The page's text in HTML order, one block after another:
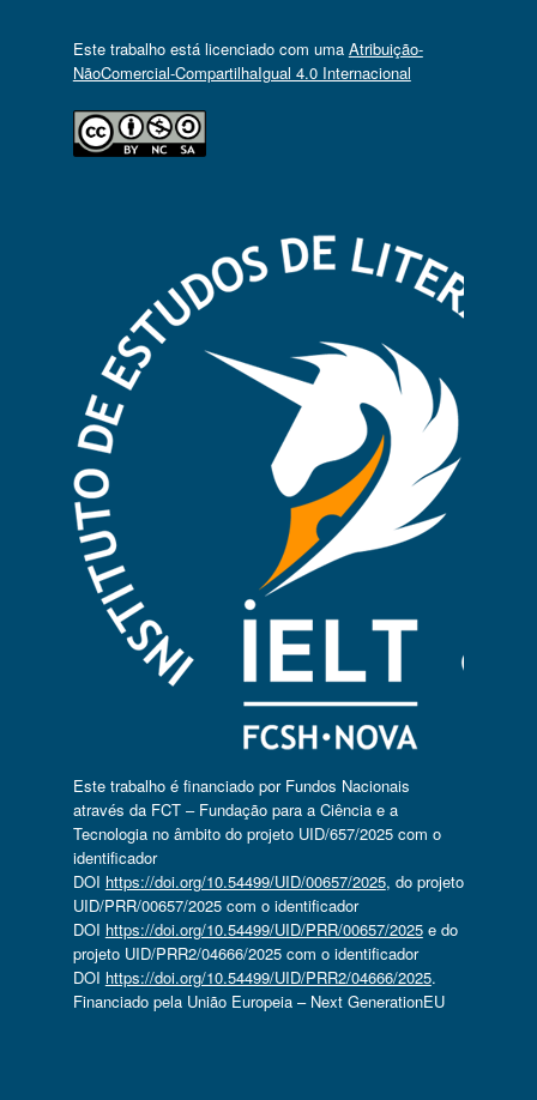
Este trabalho está licenciado com uma Atribuição-
NãoComercial-CompartilhaIgual 4.0 Internacional
Este trabalho é financiado por Fundos Nacionais
através da FCT – Fundação para a Ciência e a
Tecnologia no âmbito do projeto UID/657/2025 com o
identificador
DOI https://doi.org/10.54499/UID/00657/2025, do projeto
UID/PRR/00657/2025 com o identificador
DOI https://doi.org/10.54499/UID/PRR/00657/2025e do
projeto UID/PRR2/04666/2025 com o identificador
DOI https://doi.org/10.54499/UID/PRR2/04666/2025.
Financiado pela União Europeia – Next GenerationEU